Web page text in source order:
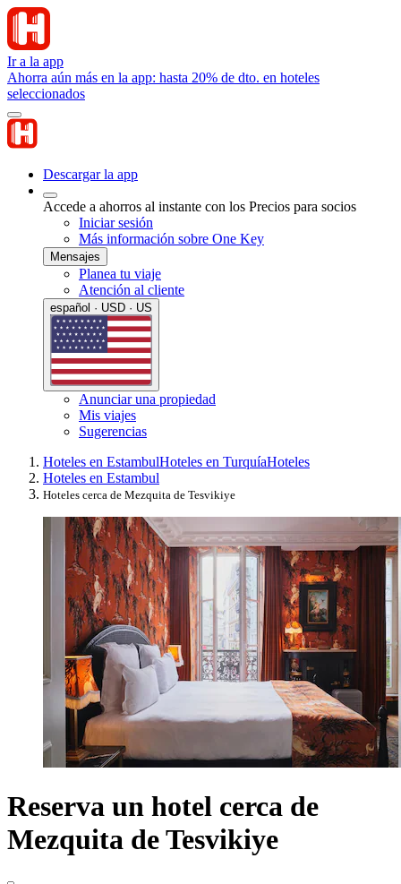
Ir a la app
Ahorra aún más en la app: hasta 20% de dto. en hoteles
seleccionados
Descargar la app
Accede a ahorros al instante con los Precios para socios
Iniciar sesión
Más información sobre One Key
Mensajes
Planea tu viaje
Atención al cliente
español · USD · US
Anunciar una propiedad
Mis viajes
Sugerencias
Hoteles en EstambulHoteles en TurquíaHoteles
Hoteles en Estambul
Hoteles cerca de Mezquita de Tesvikiye
Reserva un hotel cerca de
Mezquita de Tesvikiye